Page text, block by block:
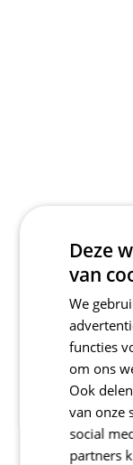
Deze
van
We
functies
om ons
Ook
van onze
social
partners